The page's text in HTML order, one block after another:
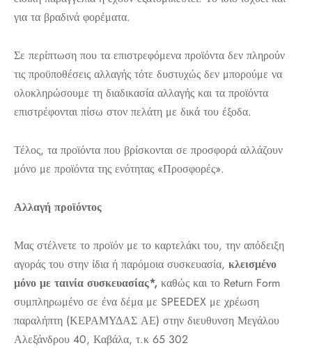
για τα βραδινά φορέματα.
Σε περίπτωση που τα επιστρεφόμενα προϊόντα δεν πληρούν
τις προϋποθέσεις αλλαγής τότε δυστυχώς δεν μπορούμε να
ολοκληρώσουμε τη διαδικασία αλλαγής και τα προϊόντα
επιστρέφονται πίσω στον πελάτη με δικά του έξοδα.
Τέλος, τα προϊόντα που βρίσκονται σε προσφορά αλλάζουν
μόνο με προϊόντα της ενότητας «Προσφορές».
Αλλαγή προϊόντος
Μας στέλνετε το προϊόν με το καρτελάκι του, την απόδειξη
αγοράς του στην ίδια ή παρόμοια συσκευασία, κλεισμένο
μόνο με ταινία συσκευασίας*, καθώς και το Return Form
συμπληρωμένο σε ένα δέμα με SPEEDEX με χρέωση
παραλήπτη (ΚΕΡΑΜΥΔΑΣ ΑΕ) στην διευθυνση Μεγάλου
Αλεξάνδρου 40, Καβάλα, τ.κ 65 302